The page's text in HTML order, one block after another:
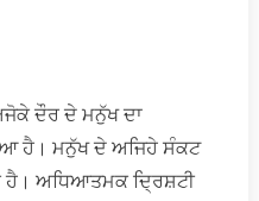
ਦੌਰ ਦੇ ਮਨੁੱਖ ਦਾ
ਹੈ। ਮਨੁੱਖ ਦੇ ਅਜਿਹੇ ਸੰਕਟ
ਹੈ। ਅਧਿਆਤਮਕ ਦ੍ਰਿਸ਼ਟੀ